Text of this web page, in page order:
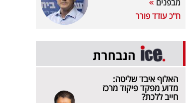
מבפנים
ח"כ עודד פורר
הנבחרת
האלוף איבד שליטה:
מדוע מפקד פיקוד מרכז
חייב ללכת?